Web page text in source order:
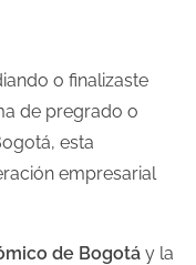
o finalizaste
de pregrado o
esta
empresarial
de Bogotá y la